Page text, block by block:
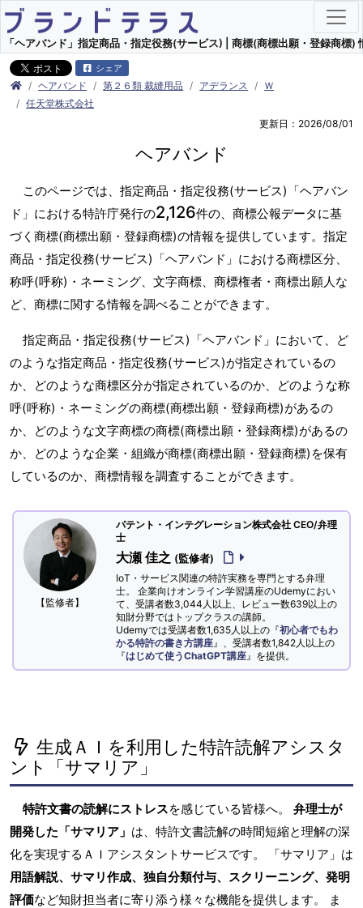
「ヘアバンド」指定商品・指定役務(サービス) | 商標(商標出願・登録商標)
シェア
ヘアバンド 第２６類 裁縫用品 アデランス
Ｗ
任天堂株式会社
更新日：2026/08/01
ヘアバンド
このページでは、指定商品・指定役務(サービス)「ヘアバン
ド」における特許庁発行の2,126件の、商標公報データに基
づく商標(商標出願・登録商標)の情報を提供しています。指定
商品・指定役務(サービス)「ヘアバンド」における商標区分、
称呼(呼称)・ネーミング、文字商標、商標権者・商標出願人な
ど、商標に関する情報を調べることができます。
指定商品・指定役務(サービス)「ヘアバンド」において、ど
のような指定商品・指定役務(サービス)が指定されているの
か、どのような商標区分が指定されているのか、どのような称
呼(呼称)・ネーミングの商標(商標出願・登録商標)があるの
か、どのような文字商標の商標(商標出願・登録商標)があるの
か、どのような企業・組織が商標(商標出願・登録商標)を保有
しているのか、商標情報を調査することができます。
【監修者】
パテント・インテグレーション株式会社 CEO/弁理
士
大瀬 佳之 (監修者)
IoT・サービス関連の特許実務を専門とする弁理
士。 企業向けオンライン学習講座のUdemyにおい
て、受講者数3,044人以上、レビュー数639以上の
知財分野ではトップクラスの講師。
Udemyでは受講者数1,635人以上の『初心者でもわ
かる特許の書き方講座 』、受講者数1,842人以上の
『はじめて使うChatGPT講座 』を提供。
生成ＡＩを利用した特許読解アシスタ
ント「サマリア」
特許文書の読解にストレスを感じている皆様へ。 弁理士が
開発した「サマリア」 は、特許文書読解の時間短縮と理解の深
化を実現するＡＩアシスタントサービスです。 「サマリア」は
用語解説、サマリ作成、独自分類付与、スクリーニング、発明
評価など知財担当者に寄り添う様々な機能を提供します。 ま